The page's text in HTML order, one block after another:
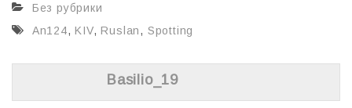
o
o
k
и
т
ь
Без рубрики
An124,KIV,Ruslan, Spotting
Basilio_19